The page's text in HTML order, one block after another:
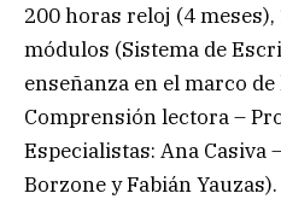
200 horas reloj (4
módulos (Sistema de
enseñanza en el marco
Comprensión lectora –
Especialistas: Ana Casiva
Borzone y Fabián